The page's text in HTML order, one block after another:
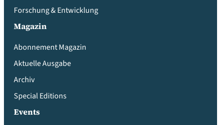
Forschung & Entwicklung
Magazin
Abonnement Magazin
Aktuelle Ausgabe
Archiv
Special Editions
Events